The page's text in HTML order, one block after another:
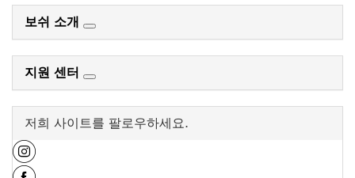
보쉬 소개
지원 센터
저희 사이트를 팔로우하세요.